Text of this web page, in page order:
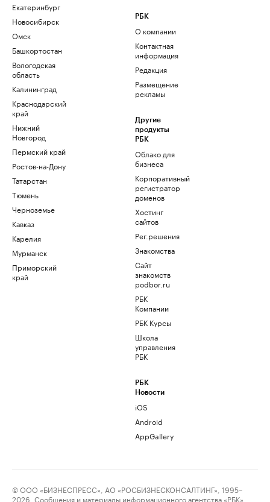
Екатеринбург
Новосибирск
Омск
Башкортостан
Вологодская
область
Калининград
Краснодарский
край
Нижний
Новгород
Пермский край
Ростов-на-Дону
Татарстан
Тюмень
Черноземье
Кавказ
Карелия
Мурманск
Приморский
край
РБК
О компании
Контактная
информация
Редакция
Размещение
рекламы
Другие
продукты
РБК
Облако для
бизнеса
Корпоративный
регистратор
доменов
Хостинг
сайтов
Рег.решения
Знакомства
Сайт
знакомств
podbor.ru
РБК
Компании
РБК Курсы
Школа
управления
РБК
РБК
Новости
iOS
Android
AppGallery
© ООО «БИЗНЕСПРЕСС», АО «РОСБИЗНЕСКОНСАЛТИНГ», 1995–
2026. Сообщения и материалы информационного агентства «РБК»